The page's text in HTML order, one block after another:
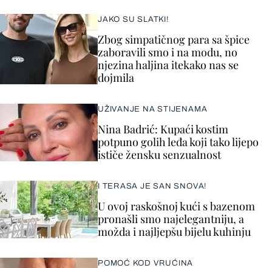
JAKO SU SLATKI!
Zbog simpatičnog para sa špice
zaboravili smo i na modu, no
njezina haljina itekako nas se
dojmila
UŽIVANJE NA STIJENAMA
Nina Badrić: Kupaći kostim
potpuno golih leđa koji tako lijepo
ističe žensku senzualnost
I TERASA JE SAN SNOVA!
U ovoj raskošnoj kući s bazenom
pronašli smo najelegantniju, a
možda i najljepšu bijelu kuhinju
POMOĆ KOD VRUĆINA